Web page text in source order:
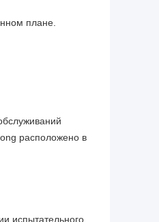
плане.
расположено в
испытательного